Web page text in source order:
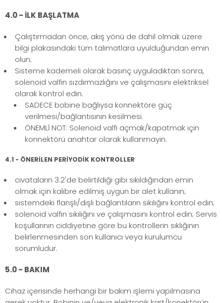
4.0 - İLK BAŞLATMA
Çalıştırmadan önce, akış yönü de dahil olmak üzere
bilgi plakasındaki tüm talimatlara uyulduğundan emin
olun;
Sisteme kademeli olarak basınç uyguladıktan sonra,
solenoid valfin sızdırmazlığını ve çalışmasını elektriksel
olarak kontrol edin.
SADECE bobine bağlıysa konnektöre güç
verilmesi/bağlantısının kesilmesi.
ÖNEMLİ NOT: Solenoid valfi açmak/kapatmak için
konnektörü anahtar olarak kullanmayın.
4.1 - ÖNERİLEN PERİYODİK KONTROLLER
cıvataların 3.2'de belirtildiği gibi sıkıldığından emin
olmak için kalibre edilmiş uygun bir alet kullanın;
sistemdeki flanşlı/dişli bağlantıların sıkılığını kontrol edin;
solenoid valfın sıkılığını ve çalışmasını kontrol edin; Servis
koşullarının ciddiyetine göre bu kontrollerin sıklığının
belirlenmesinden son kullanıcı veya kurulumcu
sorumludur.
5.0 - BAKIM
Cihaz içerisinde herhangi bir bakım işlemi yapılmasına